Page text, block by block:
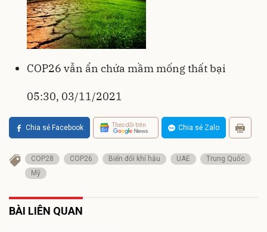
COP26 vẫn ẩn chứa mầm mống thất bại
05:30, 03/11/2021
Chia sẻ Facebook Theo dõi trên Chia sẻ Zalo
COP28 COP26 Biến đổi khí hậu UAE
Trung Quốc
Mỹ
BÀI LIÊN QUAN